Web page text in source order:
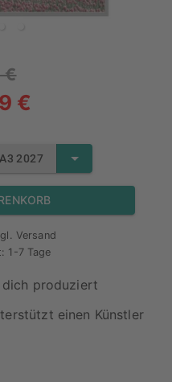
€
€
2027
Versand
1-7 Tage
produziert
einen Künstler